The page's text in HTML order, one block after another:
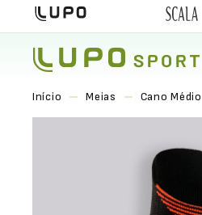
Meias Cano Médio